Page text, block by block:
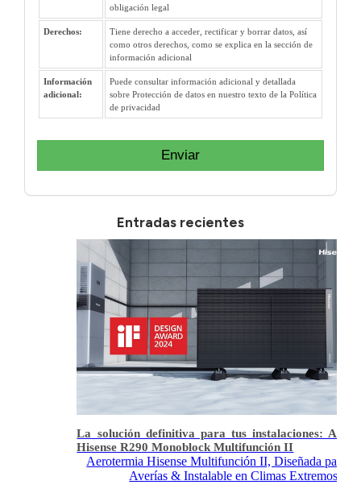
obligación legal
Derechos:
Tiene derecho a acceder, rectificar y borrar datos, así
como otros derechos, como se explica en la sección de
información adicional
Información
adicional:
Puede consultar información adicional y detallada
sobre Protección de datos en nuestro texto de la Política
de privacidad
Enviar
Entradas recientes
La solución definitiva para tus instalaciones:
Hisense R290 Monoblock Multifunción II
Aerotermia Hisense Multifunción II, Diseñada para
Averías & Instalable en Climas Extremos